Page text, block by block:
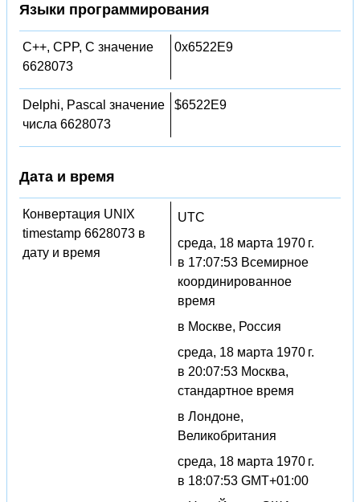
Языки программирования
C++, CPP, C значение
6628073
0x6522E9
Delphi, Pascal значение
числа 6628073
$6522E9
Дата и время
Конвертация UNIX
timestamp 6628073 в
дату и время
UTC
среда, 18 марта 1970 г.
в 17:07:53 Всемирное
координированное
время
в Москве, Россия
среда, 18 марта 1970 г.
в 20:07:53 Москва,
стандартное время
в Лондоне,
Великобритания
среда, 18 марта 1970 г.
в 18:07:53 GMT+01:00